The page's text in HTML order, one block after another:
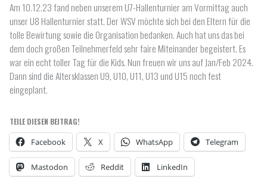
Am 10.12.23 fand neben unserem U7-Hallenturnier am Vormittag auch
unser U8 Hallenturnier statt. Der WSV möchte sich bei den Eltern für die
tolle Bewirtung sowie die Organisation bedanken. Auch hat uns das bei
dem doch großen Teilnehmerfeld sehr faire Miteinander begeistert. Es
war ein echt toller Tag für die Kids. Nun freuen wir uns auf Jan/Feb 2024.
Dann sind die Altersklassen U9, U10, U11, U13 und U15 noch fest
eingeplant.
TEILE DIESEN BEITRAG!
Facebook X WhatsApp Telegram
Mastodon Reddit LinkedIn